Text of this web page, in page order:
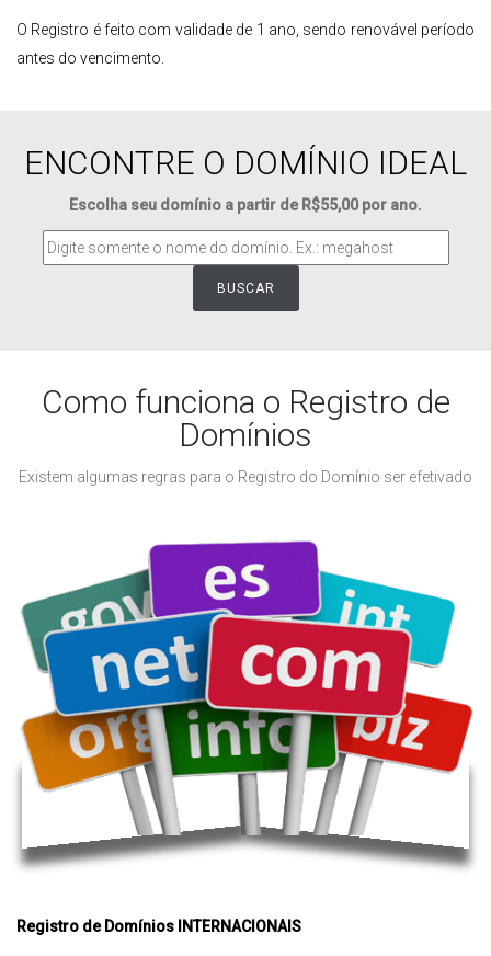
O Registro é feito com validade de 1 ano, sendo renovável período
antes do vencimento.
ENCONTRE O DOMÍNIO IDEAL
Escolha seu domínio a partir de R$55,00 por ano.
BUSCAR
Como funciona o Registro de
Domínios
Existem algumas regras para o Registro do Domínio ser efetivado
Registro de Domínios INTERNACIONAIS